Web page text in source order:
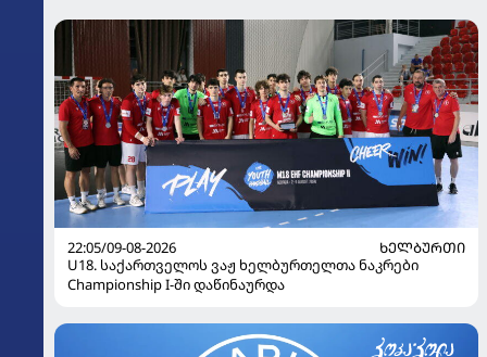
22:05/09-08-2026
ᲮᲔᲚᲑᲣᲠᲗᲘ
U18. საქართველოს ვაჟ ხელბურთელთა ნაკრები
Championship I-ში დაწინაურდა